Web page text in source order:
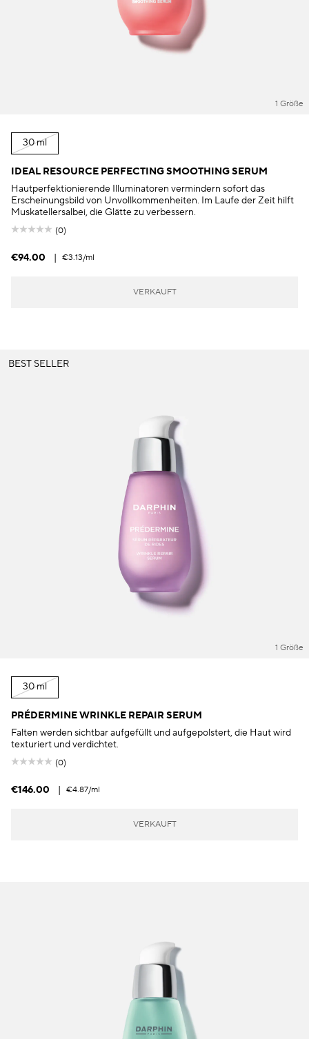
1 Größe
30 ml
IDEAL RESOURCE PERFECTING SMOOTHING SERUM
Hautperfektionierende Illuminatoren vermindern sofort das
Erscheinungsbild von Unvollkommenheiten. Im Laufe der Zeit hilft
Muskatellersalbei, die Glätte zu verbessern.
(0)
€94.00 | €3.13/ml
VERKAUFT
BEST SELLER
1 Größe
30 ml
PRÉDERMINE WRINKLE REPAIR SERUM
Falten werden sichtbar aufgefüllt und aufgepolstert, die Haut wird
texturiert und verdichtet.
(0)
€146.00 | €4.87/ml
VERKAUFT